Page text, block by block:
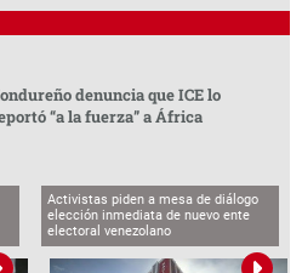
denuncia que ICE lo
“a la fuerza” a África
Activistas piden a mesa de diálogo
elección inmediata de nuevo ente
electoral venezolano